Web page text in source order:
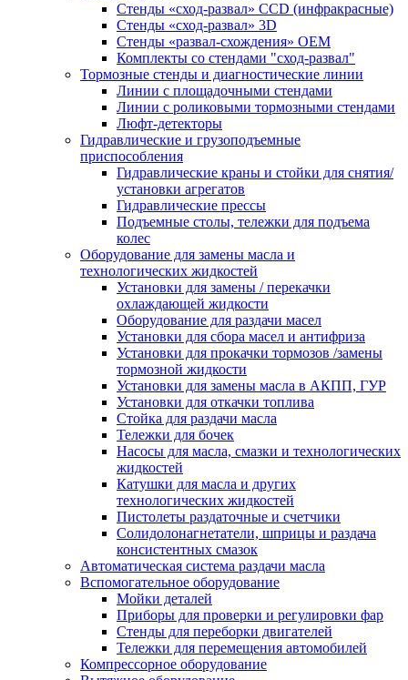
Стенды «сход-развал» CCD (инфракрасные)
Стенды «сход-развал» 3D
Стенды «развал-схождения» ОЕМ
Комплекты со стендами "сход-развал"
Тормозные стенды и диагностические линии
Линии с площадочными стендами
Линии с роликовыми тормозными стендами
Люфт-детекторы
Гидравлические и грузоподъемные
приспособления
Гидравлические краны и стойки для снятия/
установки агрегатов
Гидравлические прессы
Подъемные столы, тележки для подъема
колес
Оборудование для замены масла и
технологических жидкостей
Установки для замены / перекачки
охлаждающей жидкости
Оборудование для раздачи масел
Установки для сбора масел и антифриза
Установки для прокачки тормозов /замены
тормозной жидкости
Установки для замены масла в АКПП, ГУР
Установки для откачки топлива
Стойка для раздачи масла
Тележки для бочек
Насосы для масла, смазки и технологических
жидкостей
Катушки для масла и других
технологических жидкостей
Пистолеты раздаточные и счетчики
Солидолонагнетатели, шприцы и раздача
консистентных смазок
Автоматическая система раздачи масла
Вспомогательное оборудование
Мойки деталей
Приборы для проверки и регулировки фар
Стенды для переборки двигателей
Тележки для перемещения автомобилей
Компрессорное оборудование